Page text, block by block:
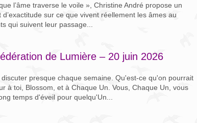
l’âme traverse le voile », Christine André propose un
sur ce que vivent réellement les âmes au
qui suivent leur passage...
de Lumière – 20 juin 2026
presque chaque semaine. Qu'est-ce qu'on pourrait
à toi, Blossom, et à Chaque Un. Vous, Chaque Un, vous
temps d'éveil pour quelqu'Un...